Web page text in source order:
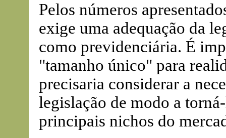
Pelos números
exige uma adequação da
como previdenciária. É
"tamanho único" para
precisaria considerar a
legislação de modo a
principais nichos do